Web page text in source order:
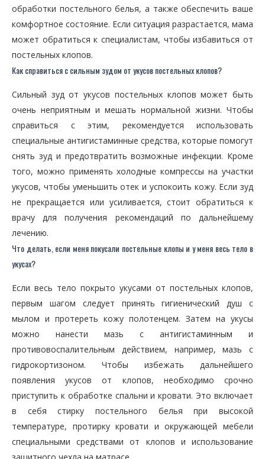
обработки постельного белья, а также обеспечить ваше
комфортное состояние. Если ситуация разрастается, мама
может обратиться к специалистам, чтобы избавиться от
постельных клопов.
Как справиться с сильным зудом от укусов постельных клопов?
Сильный зуд от укусов постельных клопов может быть
очень неприятным и мешать нормальной жизни. Чтобы
справиться с этим, рекомендуется использовать
специальные антигистаминные средства, которые помогут
снять зуд и предотвратить возможные инфекции. Кроме
того, можно применять холодные компрессы на участки
укусов, чтобы уменьшить отек и успокоить кожу. Если зуд
не прекращается или усиливается, стоит обратиться к
врачу для получения рекомендаций по дальнейшему
лечению.
Что делать, если меня покусали постельные клопы и у меня весь тело в
укусах?
Если весь тело покрыто укусами от постельных клопов,
первым шагом следует принять гигиенический душ с
мылом и протереть кожу полотенцем. Затем на укусы
можно нанести мазь с антигистаминным и
противовоспалительным действием, например, мазь с
гидрокортизоном. Чтобы избежать дальнейшего
появления укусов от клопов, необходимо срочно
приступить к обработке спальни и кровати. Это включает
в себя стирку постельного белья при высокой
температуре, протирку кровати и окружающей мебели
специальными средствами от клопов и использование